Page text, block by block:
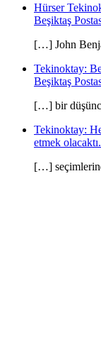
Hürser
Beşiktaş
[…] John
Tekinoktay:
Beşiktaş
[…] bir
Tekinoktay:
etmek
[…]